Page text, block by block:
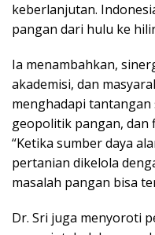
keberlanjutan.
pangan dari hulu ke
Ia menambahkan,
akademisi, dan
menghadapi
geopolitik pangan, dan
“Ketika sumber daya
pertanian dikelola
masalah pangan bisa
Dr. Sri juga menyoroti